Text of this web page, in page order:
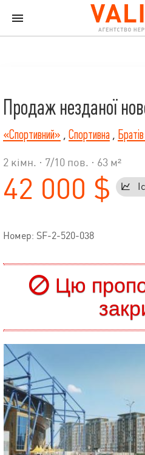
Продаж незданої
«Спортивний» , Спортивна ,
2 кімн. · 7/10 пов. · 63 м²
42 000 $
Номер: SF-2-520-038
Цю